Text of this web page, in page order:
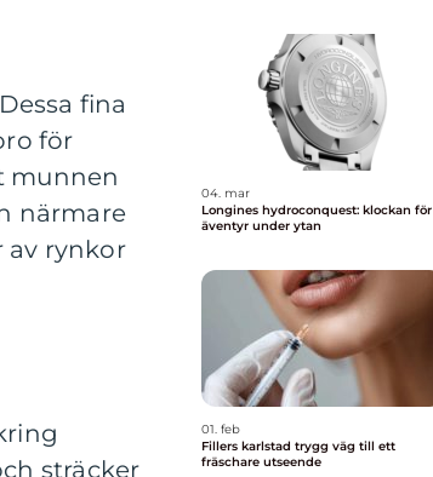
fina
för
munnen
närmare
av rynkor
sträcker
04. mar
Longines hydroconquest: klockan för
äventyr under ytan
01. feb
Fillers karlstad trygg väg till ett
fräschare utseende